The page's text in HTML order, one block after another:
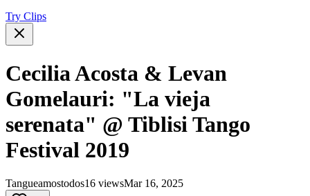
Try Clips
Cecilia Acosta & Levan
Gomelauri: "La vieja
serenata" @ Tiblisi Tango
Festival 2019
Tangueamostodos16 viewsMar 16, 2025